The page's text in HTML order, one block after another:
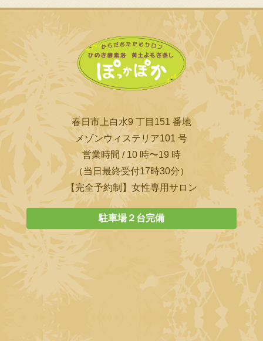
春日市上白水9 丁目151 番地
メゾンウィステリア101 号
営業時間 / 10 時〜19 時
（当日最終受付17時30分）
【完全予約制】女性専用サロン
駐車場２台完備